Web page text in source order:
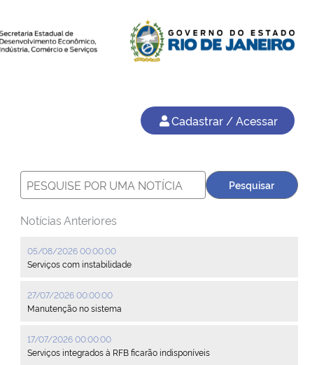
Cadastrar / Acessar
Notícias Anteriores
05/08/2026 00:00:00
Serviços com instabilidade
27/07/2026 00:00:00
Manutenção no sistema
17/07/2026 00:00:00
Serviços integrados à RFB ficarão indisponíveis